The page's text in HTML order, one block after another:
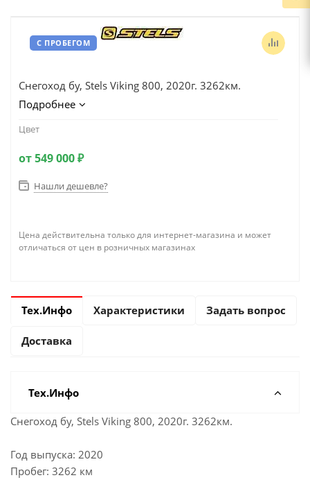
С ПРОБЕГОМ
Снегоход бу, Stels Viking 800, 2020г. 3262км.
Подробнее
Цвет
от549 000 ₽
Нашли дешевле?
Цена действительна только для интернет-магазина и может
отличаться от цен в розничных магазинах
Тех.Инфо Характеристики Задать вопрос
Доставка
Тех.Инфо
Снегоход бу, Stels Viking 800, 2020г. 3262км.
Год выпуска: 2020
Пробег: 3262 км